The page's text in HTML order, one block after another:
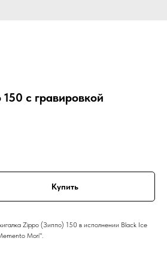
с гравировкой
Купить
Zippo (Зиппо) 150 в исполнении Black Ice
Mori".